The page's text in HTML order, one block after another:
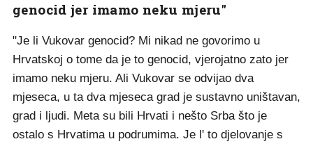
genocid jer imamo neku mjeru"
"Je li Vukovar genocid? Mi nikad ne govorimo u
Hrvatskoj o tome da je to genocid, vjerojatno zato jer
imamo neku mjeru. Ali Vukovar se odvijao dva
mjeseca, u ta dva mjeseca grad je sustavno uništavan,
grad i ljudi. Meta su bili Hrvati i nešto Srba što je
ostalo s Hrvatima u podrumima. Je l' to djelovanje s